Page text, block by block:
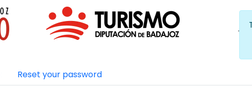
Reset your password